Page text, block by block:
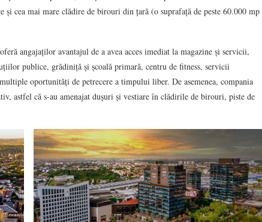
cea mai mare clădire de birouri din țară (o suprafață de peste 60.000 mp
angajaților avantajul de a avea acces imediat la magazine și servicii,
publice, grădiniță și școală primară, centru de fitness, servicii
oportunități de petrecere a timpului liber. De asemenea, compania
astfel că s-au amenajat dușuri și vestiare în clădirile de birouri, piste de